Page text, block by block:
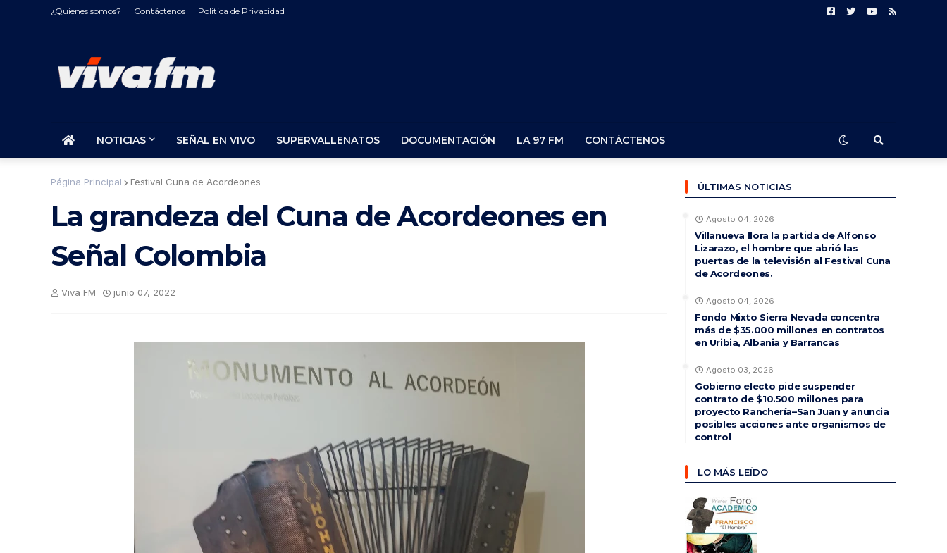
¿Quienes somos? Contáctenos Politica de Privacidad
NOTICIAS SEÑAL EN VIVO SUPERVALLENATOS DOCUMENTACIÓN LA 97 FM CONTÁCTENOS
Página Principal Festival Cuna de Acordeones
La grandeza del Cuna de Acordeones en
Señal Colombia
Viva FM junio 07, 2022
ÚLTIMAS NOTICIAS
Agosto 04, 2026
Villanueva llora la partida de Alfonso
Lizarazo, el hombre que abrió las
puertas de la televisión al Festival Cuna
de Acordeones.
Agosto 04, 2026
Fondo Mixto Sierra Nevada concentra
más de $35.000 millones en contratos
en Uribia, Albania y Barrancas
Agosto 03, 2026
Gobierno electo pide suspender
contrato de $10.500 millones para
proyecto Ranchería–San Juan y anuncia
posibles acciones ante organismos de
control
LO MÁS LEÍDO